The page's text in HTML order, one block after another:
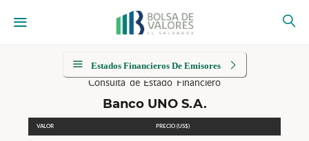
Estados Financieros De Emisores
Consulta de Estado Financiero
Banco UNO S.A.
VALOR PRECIO (US$)